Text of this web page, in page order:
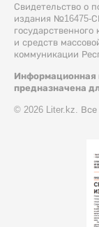
Свидетельство о
издания №16475-
и средств
коммуникации
Информационная
предназначена
© 2026 Liter.kz.